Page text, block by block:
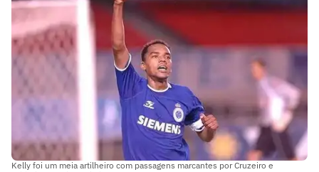
Kelly foi um meia artilheiro com passagens marcantes por Cruzeiro e